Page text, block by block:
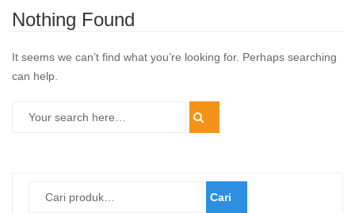
Nothing Found
It seems we can’t find what you’re looking for. Perhaps searching
can help.
Cari